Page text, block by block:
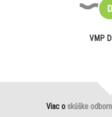
VMP
Viac o skúške